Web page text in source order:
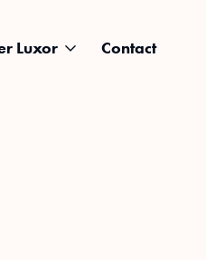
Luxor
Contact